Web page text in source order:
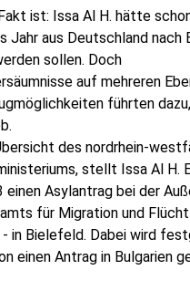
ist: Issa Al H. hätte
Jahr aus Deutschland nach
sollen. Doch
auf mehreren
führten
des nordrhein-
stellt Issa Al H.
einen Asylantrag bei der
für Migration und
- in Bielefeld. Dabei wird
einen Antrag in Bulgarien